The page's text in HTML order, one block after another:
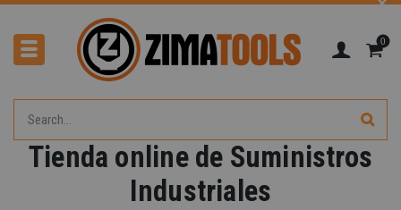
0
Tienda online de Suministros
Industriales